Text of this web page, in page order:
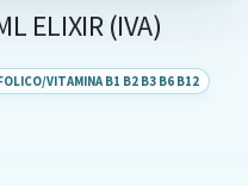
ELIXIR (IVA)
VITAMINA B1 B2 B3 B6 B12